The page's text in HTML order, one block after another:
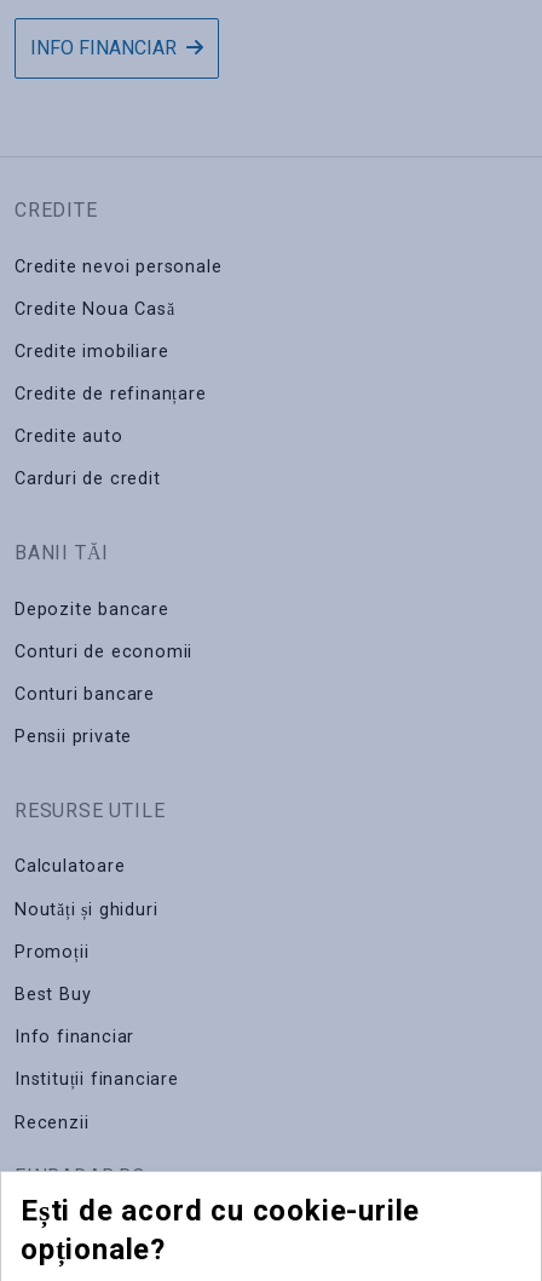
INFO FINANCIAR
CREDITE
Credite nevoi personale
Credite Noua Casă
Credite imobiliare
Credite de refinanțare
Credite auto
Carduri de credit
BANII TĂI
Depozite bancare
Conturi de economii
Conturi bancare
Pensii private
RESURSE UTILE
Calculatoare
Noutăți și ghiduri
Promoții
Best Buy
Info financiar
Instituții financiare
Recenzii
FINRADAR.RO
Despre noi
Ești de acord cu cookie-urile
opționale?